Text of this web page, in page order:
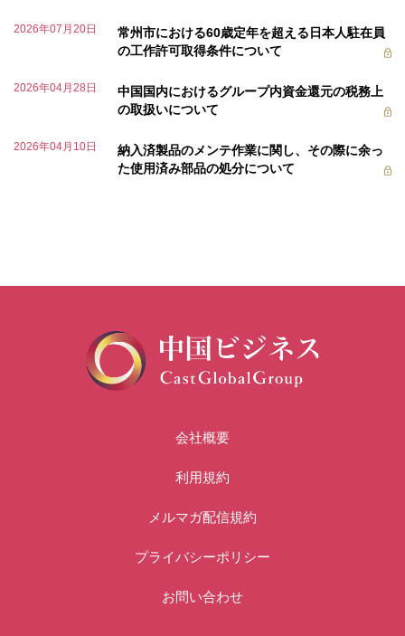
2026年07月20日
常州市における60歳定年を超える日本人駐在員
の工作許可取得条件について
2026年04月28日
中国国内におけるグループ内資金還元の税務上
の取扱いについて
2026年04月10日
納入済製品のメンテ作業に関し、その際に余っ
た使用済み部品の処分について
会社概要
利用規約
メルマガ配信規約
プライバシーポリシー
お問い合わせ